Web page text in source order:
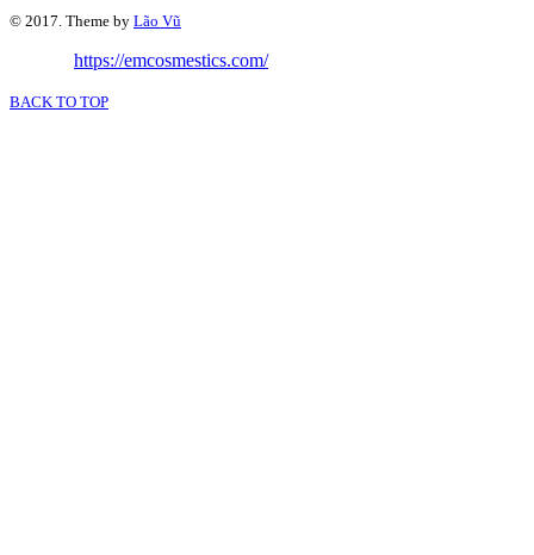
© 2017. Theme by Lão Vũ
https://emcosmestics.com/
BACK TO TOP